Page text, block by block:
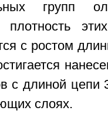
групп
плотность
с ростом
с длиной
слоях.